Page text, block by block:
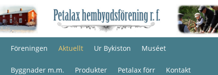
Föreningen Aktuellt Ur Bykiston Muséet
Byggnader m.m. Produkter Petalax förr Kontakt